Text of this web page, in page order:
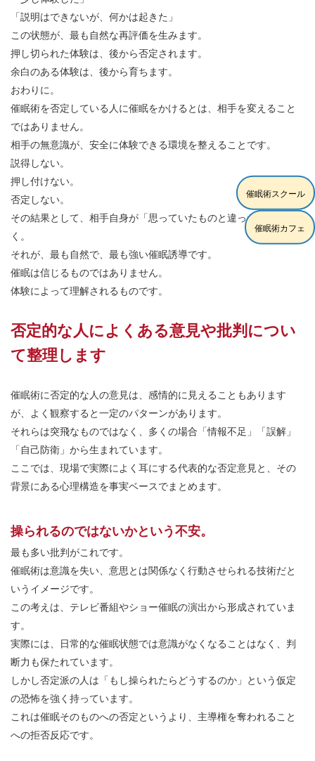
「説明はできないが、何かは起きた」
この状態が、最も自然な再評価を生みます。
押し切られた体験は、後から否定されます。
余白のある体験は、後から育ちます。
おわりに。
催眠術を否定している人に催眠をかけるとは、相手を変えること
ではありません。
相手の無意識が、安全に体験できる環境を整えることです。
説得しない。
押し付けない。
否定しない。
その結果として、相手自身が「思っていたものと違った」と気づ
く。
それが、最も自然で、最も強い催眠誘導です。
催眠は信じるものではありません。
体験によって理解されるものです。
否定的な人によくある意見や批判につい
て整理します
催眠術に否定的な人の意見は、感情的に見えることもあります
が、よく観察すると一定のパターンがあります。
それらは突飛なものではなく、多くの場合「情報不足」「誤解」
「自己防衛」から生まれています。
ここでは、現場で実際によく耳にする代表的な否定意見と、その
背景にある心理構造を事実ベースでまとめます。
操られるのではないかという不安。
最も多い批判がこれです。
催眠術は意識を失い、意思とは関係なく行動させられる技術だと
いうイメージです。
この考えは、テレビ番組やショー催眠の演出から形成されていま
す。
実際には、日常的な催眠状態では意識がなくなることはなく、判
断力も保たれています。
しかし否定派の人は「もし操られたらどうするのか」という仮定
の恐怖を強く持っています。
これは催眠そのものへの否定というより、主導権を奪われること
への拒否反応です。
催眠術スクール
催眠術カフェ